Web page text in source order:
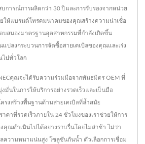
บการณ์การผลิตกว่า 30 ปีและการรับรองจากหน่วย
ยให้แบรนด์โทรคมนาคมของคุณสร้างความน่าเชื่อ
บสนองมาตรฐานอุตสาหกรรมที่กำลังเกิดขึ้น
แปลงกระบวนการจัดซื้อสายเคเบิลของคุณและเร่ง
ไปทั่วโลก
คุณจะได้รับความร่วมมือจากพันธมิตร OEM ที่
มั่นในการให้บริการอย่างรวดเร็วและเป็นมือ
รงสร้างพื้นฐานด้านสายเคเบิลที่ล้ำสมัย
าคาที่รวดเร็วภายใน 24 ชั่วโมงของเราช่วยให้การ
คุณดำเนินไปได้อย่างราบรื่นโดยไม่ล่าช้า ไม่ว่า
ความหนาแน่นสูง โซลูชันกันน้ำ ตัวเลือกการเชื่อม